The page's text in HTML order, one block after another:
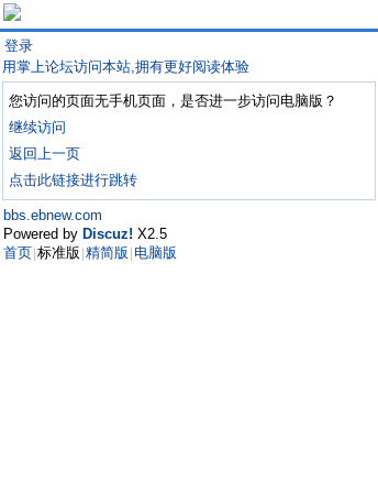
登录
用掌上论坛访问本站,拥有更好阅读体验
您访问的页面无手机页面，是否进一步访问电脑版？
继续访问
返回上一页
点击此链接进行跳转
bbs.ebnew.com
Powered by Discuz! X2.5
首页 标准版 精简版 电脑版